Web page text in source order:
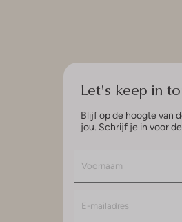
Let's keep in
Blijf op de hoogte van
jou. Schrijf je in voor